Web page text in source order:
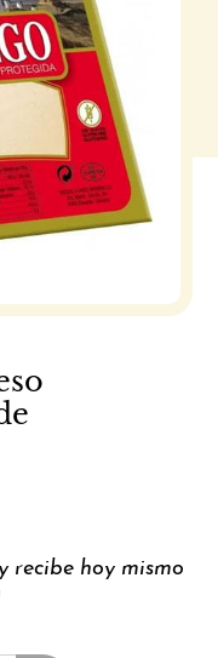
recibe hoy mismo